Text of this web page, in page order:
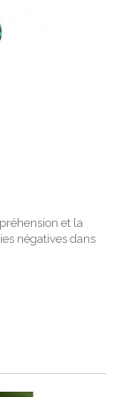
et la
négatives dans